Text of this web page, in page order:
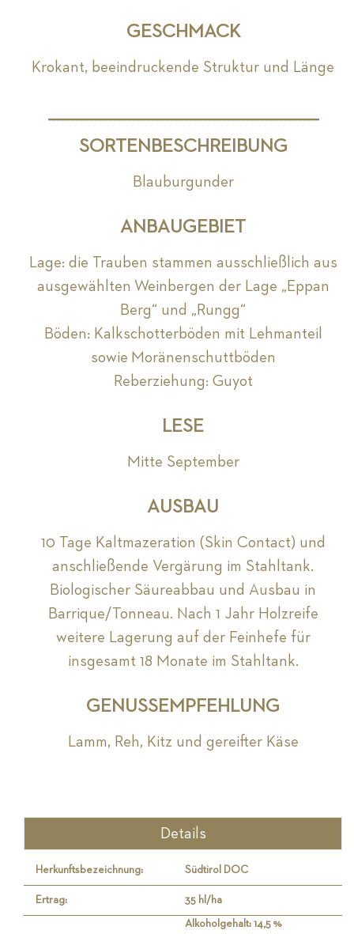
GESCHMACK
Krokant, beeindruckende Struktur und Länge
SORTENBESCHREIBUNG
Blauburgunder
ANBAUGEBIET
Lage: die Trauben stammen ausschließlich aus
ausgewählten Weinbergen der Lage „Eppan
Berg“ und „Rungg“
Böden: Kalkschotterböden mit Lehmanteil
sowie Moränenschuttböden
Reberziehung: Guyot
LESE
Mitte September
AUSBAU
10 Tage Kaltmazeration (Skin Contact) und
anschließende Vergärung im Stahltank.
Biologischer Säureabbau und Ausbau in
Barrique/Tonneau. Nach 1 Jahr Holzreife
weitere Lagerung auf der Feinhefe für
insgesamt 18 Monate im Stahltank.
GENUSSEMPFEHLUNG
Lamm, Reh, Kitz und gereifter Käse
Details
Herkunftsbezeichnung: Südtirol DOC
Ertrag: 35 hl/ha
Alkoholgehalt: 14,5 %